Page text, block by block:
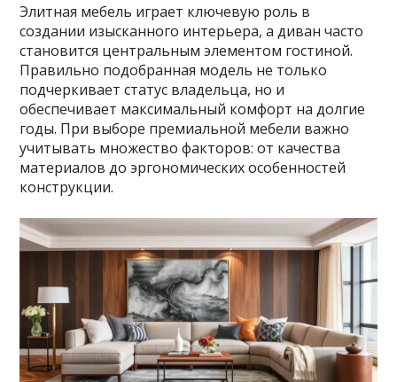
Элитная мебель играет ключевую роль в
создании изысканного интерьера, а диван часто
становится центральным элементом гостиной.
Правильно подобранная модель не только
подчеркивает статус владельца, но и
обеспечивает максимальный комфорт на долгие
годы. При выборе премиальной мебели важно
учитывать множество факторов: от качества
материалов до эргономических особенностей
конструкции.